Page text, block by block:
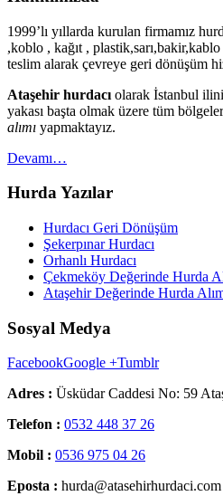
1999’lı yıllarda kurulan firmamız
,koblo , kağıt ,
teslim alarak çevreye geri dönüşüm
Ataşehir hurdacı olarak İstanbul
yakası başta olmak üzere tüm
alımı yapmaktayız.
Devamı…
Hurda Yazılar
Hurdacı Geri Dönüşüm
Şekerpınar Hurdacı
Orhanlı Hurdacı
Çekmeköy Değerinde Hurda
Ataşehir Değerinde Hurda
Sosyal Medya
FacebookGoogle +Tumblr
Adres : Üsküdar Caddesi No: 59
Telefon : 0532 448 37 26
Mobil : 0536 975 04 26
Eposta : hurda@atasehirhurdaci.com